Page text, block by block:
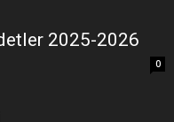
2025-2026
0